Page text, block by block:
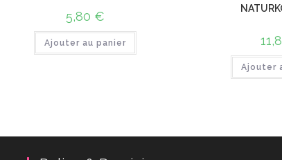
5,80 €
Ajouter au panier
Ajouter